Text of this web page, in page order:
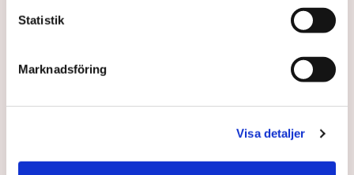
Statistik
Marknadsföring
Visa detaljer
Rätten har sina gränser
som natur- och våtmark, inte som ett inhägnat
grunden gäller på platsen. Men den rätten har sina
Grimsås mosse, men den ger inte rätt att blockera